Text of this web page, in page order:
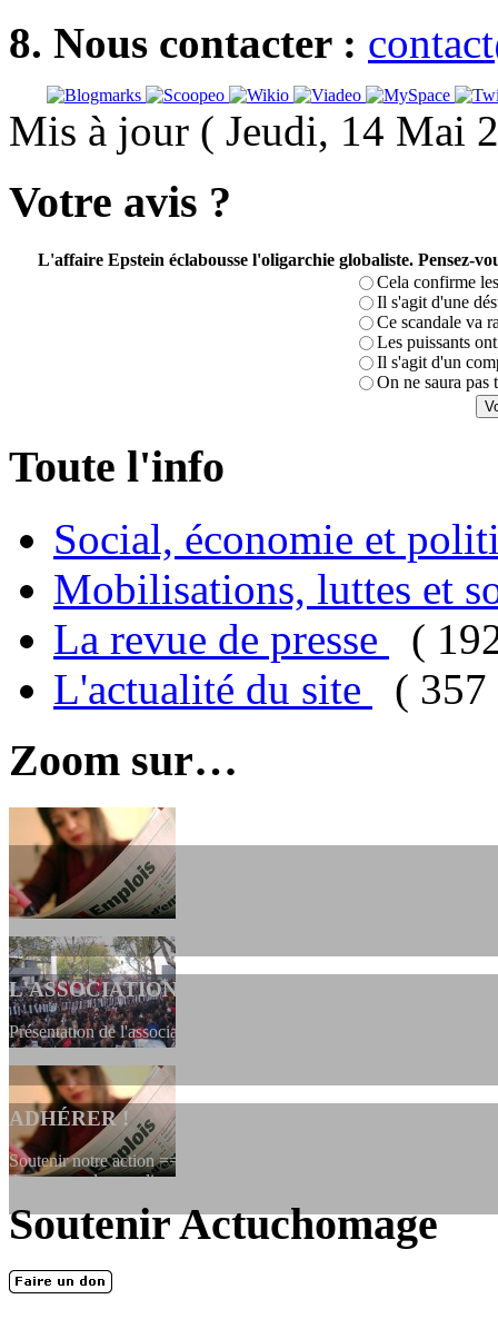
8. Nous contacter :
Mis à jour ( Jeudi, 14 Mai
Votre avis ?
L'affaire Epstein éclabousse l'oligarchie globaliste. Pensez-
Cela confirme
Il s'agit d'une
Ce scandale va
Les puissants
Il s'agit d'un
On ne saura pas
Toute l'info
Social, économie et
Mobilisations, luttes et
La revue de presse
(
L'actualité du site
( 357
Zoom sur…
L'ASSOCIATION
Présentation de l'association et de sa charte qui encadre nos actions
ADHÉRER !
Soutenir notre action ==> Si vous souhaitez adhérer à
dessous, en le remplissant et en...
LES FONDATEURS
En 2004, une dizaine de personnes contribuèrent au lancement de
Soutenir Actuchomage